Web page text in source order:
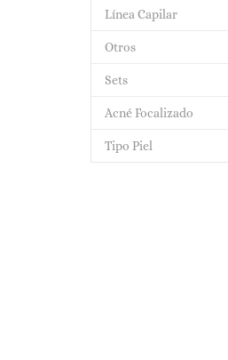
Línea Capilar
Otros
Sets
Acné Focalizado
Tipo Piel